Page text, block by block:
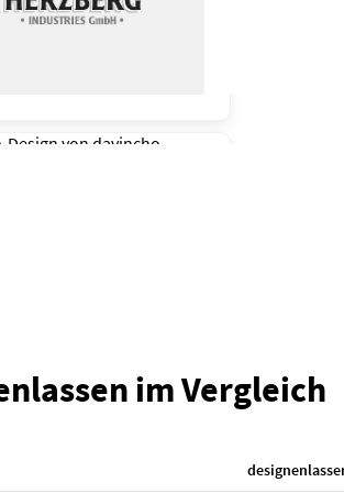
Design von davincho
im Vergleich